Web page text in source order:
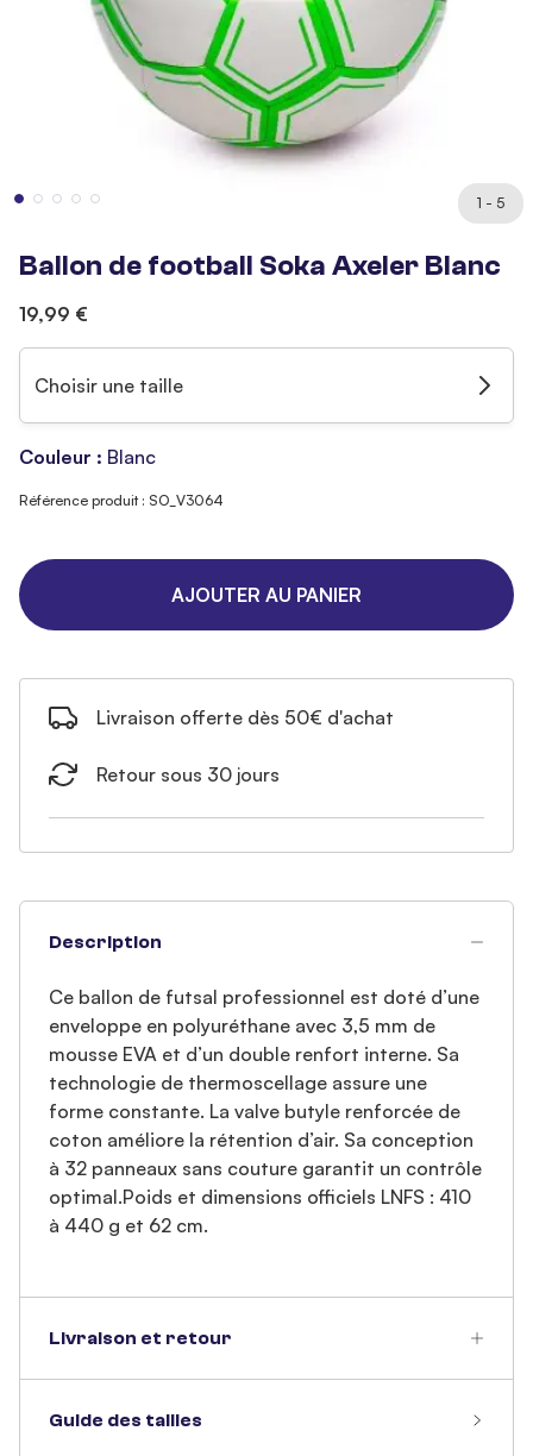
1 - 5
Ballon de football Soka Axeler Blanc
19,99 €
Choisir une taille
Couleur : Blanc
Référence produit : SO_V3064
AJOUTER AU PANIER
Livraison offerte dès 50€ d'achat
Retour sous 30 jours
Description
Ce ballon de futsal professionnel est doté d’une
enveloppe en polyuréthane avec 3,5 mm de
mousse EVA et d’un double renfort interne. Sa
technologie de thermoscellage assure une
forme constante. La valve butyle renforcée de
coton améliore la rétention d’air. Sa conception
à 32 panneaux sans couture garantit un contrôle
optimal.Poids et dimensions officiels LNFS : 410
à 440 g et 62 cm.
Livraison et retour
Guide des tailles